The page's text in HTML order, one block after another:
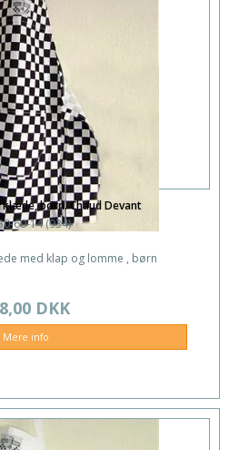
børn. Chaud Devant
60-14 (934)
med klap og lomme , børn
DKK
Mere info